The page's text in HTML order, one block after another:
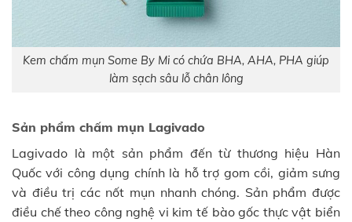
Kem chấm mụn Some By Mi có chứa BHA, AHA, PHA giúp
làm sạch sâu lỗ chân lông
Sản phẩm chấm mụn Lagivado
Lagivado là một sản phẩm đến từ thương hiệu Hàn
Quốc với công dụng chính là hỗ trợ gom cồi, giảm sưng
và điều trị các nốt mụn nhanh chóng. Sản phẩm được
điều chế theo công nghệ vi kim tế bào gốc thực vật biển